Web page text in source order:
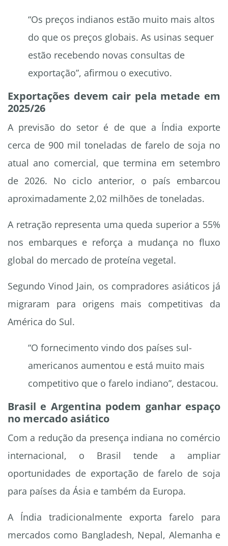
“Os preços indianos estão muito mais altos
do que os preços globais. As usinas sequer
estão recebendo novas consultas de
exportação”, afirmou o executivo.
Exportações devem cair pela metade em
2025/26
A previsão do setor é de que a Índia exporte
cerca de 900 mil toneladas de farelo de soja no
atual ano comercial, que termina em setembro
de 2026. No ciclo anterior, o país embarcou
aproximadamente 2,02 milhões de toneladas.
A retração representa uma queda superior a 55%
nos embarques e reforça a mudança no fluxo
global do mercado de proteína vegetal.
Segundo Vinod Jain, os compradores asiáticos já
migraram para origens mais competitivas da
América do Sul.
“O fornecimento vindo dos países sul-
americanos aumentou e está muito mais
competitivo que o farelo indiano”, destacou.
Brasil e Argentina podem ganhar espaço
no mercado asiático
Com a redução da presença indiana no comércio
internacional, o Brasil tende a ampliar
oportunidades de exportação de farelo de soja
para países da Ásia e também da Europa.
A Índia tradicionalmente exporta farelo para
mercados como Bangladesh, Nepal, Alemanha e